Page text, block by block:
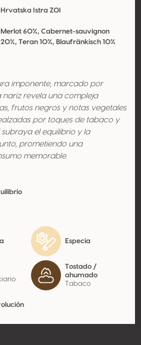
Hrvatska Istra ZOI
Merlot 60%, Cabernet-sauvignon
20%, Teran 10%, Blaufränkisch 10%
imponente, marcado por
nariz revela una compleja
frutos negros y notas vegetales
por toques de tabaco y
subraya el equilibrio y la
prometiendo una
memorable.
Especia
Tostado /
ahumado
Tabaco